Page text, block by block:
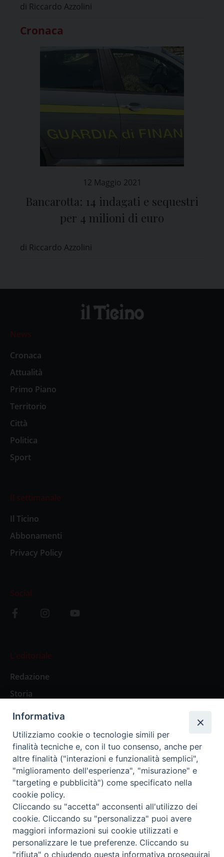
di Riccardo Azzolini
Cronaca
12 Maggio 2021
Bancarotta: 14 indagati e sequestri
per 4 milioni di euro
di Riccardo Azzolini
News
Cronaca
Attualità
Primo Piano
Territorio
Città
Politica
Sport
Il settimanale
Il Ticino
Abbonamenti
Privacy Policy
Social
L’editoriale
Redazione
Storia
Abbonamenti
Abbonamento Annuale Digitale
Abbonamento Annuale Cartaceo
Abbonamento Singola Copia Digitale
Redazione: Pavia, Piazza Duomo 11 - tel. 0382.24736 -
Informativa
Utilizziamo cookie o tecnologie simili per
finalità tecniche e, con il tuo consenso, anche per
altre finalità ("interazioni e funzionalità semplici",
"miglioramento dell'esperienza", "misurazione" e
"targeting e pubblicità") come specificato nella
cookie policy.
Cliccando su "accetta" acconsenti all'utilizzo dei
cookie. Cliccando su "personalizza" puoi avere
maggiori informazioni sui cookie utilizzati e
personalizzare le tue preferenze. Cliccando su
"rifiuta" o chiudendo questa informativa proseguirai